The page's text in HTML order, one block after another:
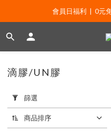
會員日福利  |  0元
會員日福利  |  0元
會員日福利  |  會
會員日福利  |  0元
用
篩
選
(0/20)
滴膠/UN膠
篩選
商品排序